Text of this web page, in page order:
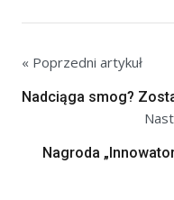
« Poprzedni artykuł
Nadciąga smog?
Nagroda